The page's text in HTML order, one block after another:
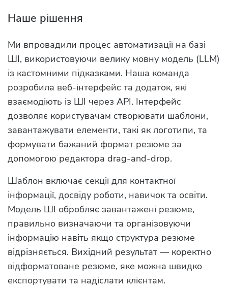
Наше рішення
Ми впровадили процес автоматизації на базі
ШІ, використовуючи велику мовну модель (LLM)
із кастомними підказками. Наша команда
розробила веб-інтерфейс та додаток, які
взаємодіють із ШІ через API. Інтерфейс
дозволяє користувачам створювати шаблони,
завантажувати елементи, такі як логотипи, та
формувати бажаний формат резюме за
допомогою редактора drag-and-drop.
Шаблон включає секції для контактної
інформації, досвіду роботи, навичок та освіти.
Модель ШІ обробляє завантажені резюме,
правильно визначаючи та організовуючи
інформацію навіть якщо структура резюме
відрізняється. Вихідний результат — коректно
відформатоване резюме, яке можна швидко
експортувати та надіслати клієнтам.